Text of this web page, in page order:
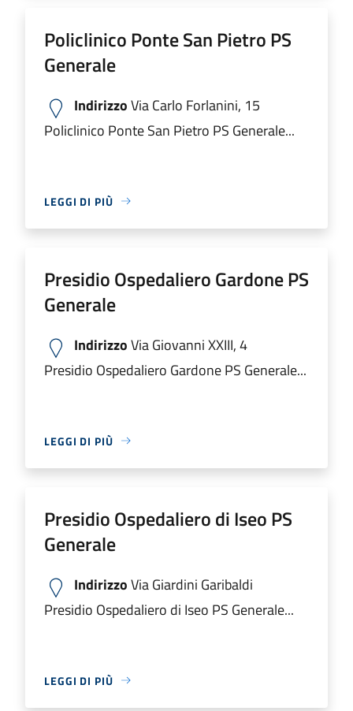
Policlinico Ponte San Pietro PS
Generale
IndirizzoVia Carlo Forlanini, 15
Policlinico Ponte San Pietro PS Generale...
LEGGI DI PIÙ
Presidio Ospedaliero Gardone PS
Generale
IndirizzoVia Giovanni XXIII, 4
Presidio Ospedaliero Gardone PS Generale...
LEGGI DI PIÙ
Presidio Ospedaliero di Iseo PS
Generale
IndirizzoVia Giardini Garibaldi
Presidio Ospedaliero di Iseo PS Generale...
LEGGI DI PIÙ